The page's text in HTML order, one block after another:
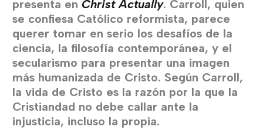
presenta en Christ Actually. Carroll, quien
se confiesa Católico reformista, parece
querer tomar en serio los desafíos de la
ciencia, la filosofía contemporánea, y el
secularismo para presentar una imagen
más humanizada de Cristo. Según Carroll,
la vida de Cristo es la razón por la que la
Cristiandad no debe callar ante la
injusticia, incluso la propia.